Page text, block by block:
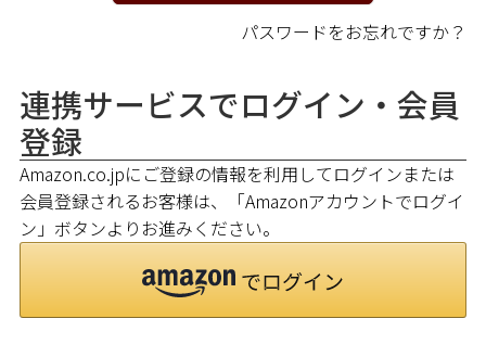
サイズから探す
レーベルから探す
パスワードをお忘れですか？
連携サービスでログイン・会員
登録
Amazon.co.jpにご登録の情報を利用してログインまたは
会員登録されるお客様は、「Amazonアカウントでログイ
ン」ボタンよりお進みください。